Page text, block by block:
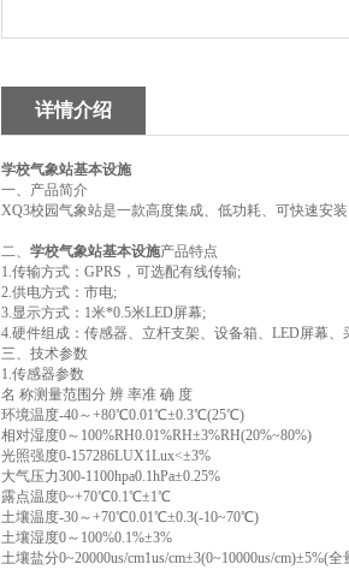
详情介绍
学校气象站基本设施
一、产品简介
XQ3校园气象站是一款高度集成、低功耗、可快速安
二、 学校气象站基本设施产品特点
1.传输方式：GPRS，可选配有线传输;
2.供电方式：市电;
3.显示方式：1米*0.5米LED屏幕;
4.硬件组成：传感器、立杆支架、设备箱、LED屏幕
三、技术参数
1.传感器参数
名 称测量范围分 辨 率准 确 度
环境温度-40～+80℃0.01℃±0.3℃(25℃)
相对湿度0～100%RH0.01%RH±3%RH(20%~80%)
光照强度0-157286LUX1Lux<±3%
大气压力300-1100hpa0.1hPa±0.25%
露点温度0~+70℃0.1℃±1℃
土壤温度-30～+70℃0.01℃±0.3(-10~70℃)
土壤湿度0～100%0.1%±3%
土壤盐分0~20000us/cm1us/cm±3(0~10000us/cm)±5%(全